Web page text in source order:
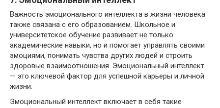
Важность эмоционального интеллекта в жизни человека
также связана с его образованием. Школьное и
университетское обучение развивает не только
академические навыки, но и помогает управлять своими
эмоциями, понимать чувства других людей и строить
здоровые взаимоотношения. Эмоциональный интеллект
— это ключевой фактор для успешной карьеры и личной
жизни.
Эмоциональный интеллект включает в себя такие